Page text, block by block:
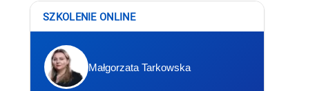
SZKOLENIE ONLINE
Małgorzata Tarkowska